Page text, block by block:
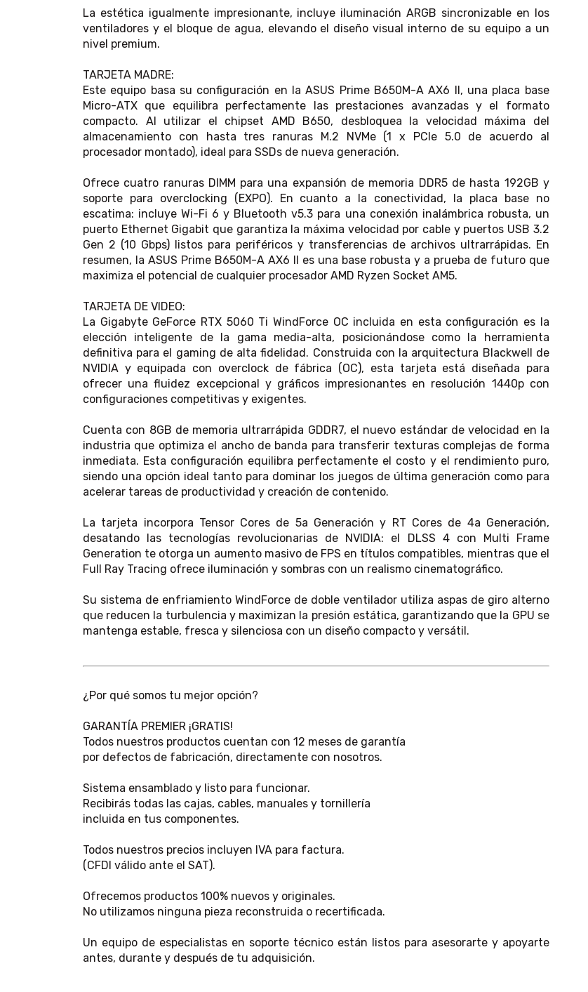
La estética igualmente impresionante, incluye iluminación ARGB sincronizable en los
ventiladores y el bloque de agua, elevando el diseño visual interno de su equipo a un
nivel premium.
TARJETA MADRE:
Este equipo basa su configuración en la ASUS Prime B650M-A AX6 II, una placa base
Micro-ATX que equilibra perfectamente las prestaciones avanzadas y el formato
compacto. Al utilizar el chipset AMD B650, desbloquea la velocidad máxima del
almacenamiento con hasta tres ranuras M.2 NVMe (1 x PCIe 5.0 de acuerdo al
procesador montado), ideal para SSDs de nueva generación.
Ofrece cuatro ranuras DIMM para una expansión de memoria DDR5 de hasta 192GB y
soporte para overclocking (EXPO). En cuanto a la conectividad, la placa base no
escatima: incluye Wi-Fi 6 y Bluetooth v5.3 para una conexión inalámbrica robusta, un
puerto Ethernet Gigabit que garantiza la máxima velocidad por cable y puertos USB 3.2
Gen 2 (10 Gbps) listos para periféricos y transferencias de archivos ultrarrápidas. En
resumen, la ASUS Prime B650M-A AX6 II es una base robusta y a prueba de futuro que
maximiza el potencial de cualquier procesador AMD Ryzen Socket AM5.
TARJETA DE VIDEO:
La Gigabyte GeForce RTX 5060 Ti WindForce OC incluida en esta configuración es la
elección inteligente de la gama media-alta, posicionándose como la herramienta
definitiva para el gaming de alta fidelidad. Construida con la arquitectura Blackwell de
NVIDIA y equipada con overclock de fábrica (OC), esta tarjeta está diseñada para
ofrecer una fluidez excepcional y gráficos impresionantes en resolución 1440p con
configuraciones competitivas y exigentes.
Cuenta con 8GB de memoria ultrarrápida GDDR7, el nuevo estándar de velocidad en la
industria que optimiza el ancho de banda para transferir texturas complejas de forma
inmediata. Esta configuración equilibra perfectamente el costo y el rendimiento puro,
siendo una opción ideal tanto para dominar los juegos de última generación como para
acelerar tareas de productividad y creación de contenido.
La tarjeta incorpora Tensor Cores de 5a Generación y RT Cores de 4a Generación,
desatando las tecnologías revolucionarias de NVIDIA: el DLSS 4 con Multi Frame
Generation te otorga un aumento masivo de FPS en títulos compatibles, mientras que el
Full Ray Tracing ofrece iluminación y sombras con un realismo cinematográfico.
Su sistema de enfriamiento WindForce de doble ventilador utiliza aspas de giro alterno
que reducen la turbulencia y maximizan la presión estática, garantizando que la GPU se
mantenga estable, fresca y silenciosa con un diseño compacto y versátil.
¿Por qué somos tu mejor opción?
GARANTÍA PREMIER ¡GRATIS!
Todos nuestros productos cuentan con 12 meses de garantía
por defectos de fabricación, directamente con nosotros.
Sistema ensamblado y listo para funcionar.
Recibirás todas las cajas, cables, manuales y tornillería
incluida en tus componentes.
Todos nuestros precios incluyen IVA para factura.
(CFDI válido ante el SAT).
Ofrecemos productos 100% nuevos y originales.
No utilizamos ninguna pieza reconstruida o recertificada.
Un equipo de especialistas en soporte técnico están listos para asesorarte y apoyarte
antes, durante y después de tu adquisición.